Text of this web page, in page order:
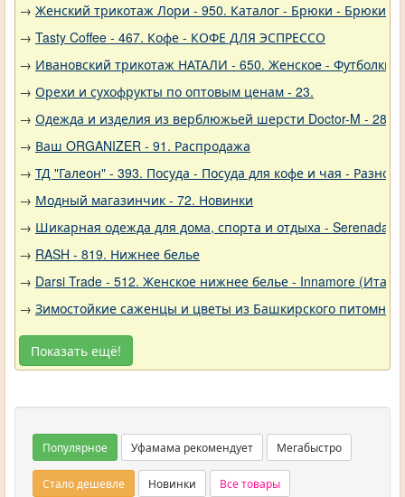
→ Женский трикотаж Лори - 950. Каталог - Брюки - Брюки
→ Tasty Coffee - 467. Кофе - КОФЕ ДЛЯ ЭСПРЕССО
→ Ивановский трикотаж НАТАЛИ - 650. Женское - Футболки,
→ Орехи и сухофрукты по оптовым ценам - 23.
→ Одежда и изделия из верблюжьей шерсти Doctor-M -
→ Ваш ORGANIZER - 91. Распродажа
→ ТД "Галеон" - 393. Посуда - Посуда для кофе и чая - Разное
→ Модный магазинчик - 72. Новинки
→ Шикарная одежда для дома, спорта и отдыха - Serenada -
→ RASH - 819. Нижнее белье
→ Darsi Trade - 512. Женское нижнее белье - Innamore
→ Зимостойкие саженцы и цветы из Башкирского
Показать ещё!
Популярное Уфамама рекомендует Мегабыстро
Стало дешевле Новинки Все товары